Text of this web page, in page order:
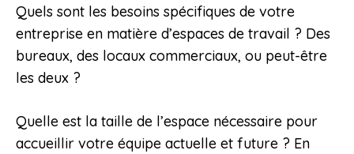
Quels sont les besoins spécifiques de votre
entreprise en matière d’espaces de travail ? Des
bureaux, des locaux commerciaux, ou peut-être
les deux ?
Quelle est la taille de l’espace nécessaire pour
accueillir votre équipe actuelle et future ? En